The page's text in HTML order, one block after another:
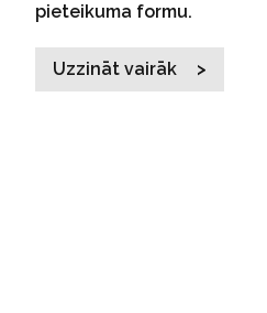
pieteikuma formu.
Uzzināt vairāk >